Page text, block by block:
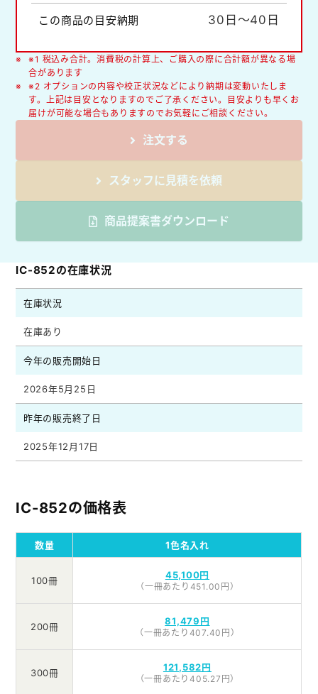
この商品の目安納期 30日～40日
※1 税込み合計。消費税の計算上、ご購入の際に合計額が異なる場
合があります
※2 オプションの内容や校正状況などにより納期は変動いたしま
す。上記は目安となりますのでご了承ください。目安よりも早くお
届けが可能な場合もありますのでお気軽にご相談ください。
注文する
スタッフに見積を依頼
商品提案書ダウンロード
IC-852の在庫状況
在庫状況
在庫あり
今年の販売開始日
2026年5月25日
昨年の販売終了日
2025年12月17日
IC-852の価格表
数量 1色名入れ
100冊 45,100円
（一冊あたり451.00円）
200冊 81,479円
（一冊あたり407.40円）
300冊 121,582円
（一冊あたり405.27円）